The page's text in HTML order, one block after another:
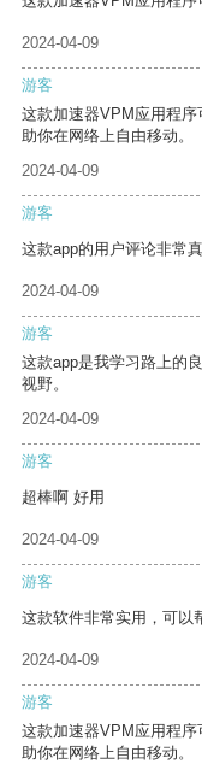
2024-04-09
游客
这款加速器VPM应用程
助你在网络上自由移动。
2024-04-09
游客
这款app的用户评论非常
2024-04-09
游客
这款app是我学习路上的
视野。
2024-04-09
游客
超棒啊 好用
2024-04-09
游客
这款软件非常实用，可以
2024-04-09
游客
这款加速器VPM应用程
助你在网络上自由移动。